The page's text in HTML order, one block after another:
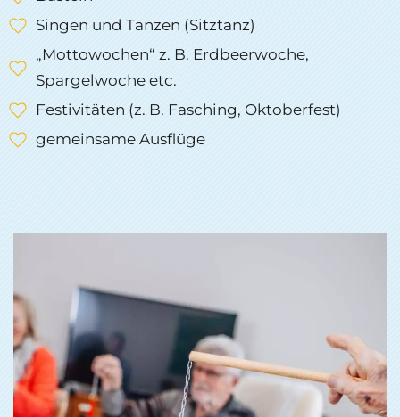
Singen und Tanzen (Sitztanz)
„Mottowochen“ z. B. Erdbeerwoche,
Spargelwoche etc.
Festivitäten (z. B. Fasching, Oktoberfest)
gemeinsame Ausflüge